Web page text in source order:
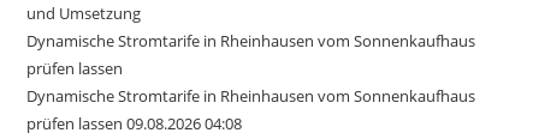
und Umsetzung
Dynamische Stromtarife in Rheinhausen vom Sonnenkaufhaus
prüfen lassen
Dynamische Stromtarife in Rheinhausen vom Sonnenkaufhaus
prüfen lassen 09.08.2026 04:08